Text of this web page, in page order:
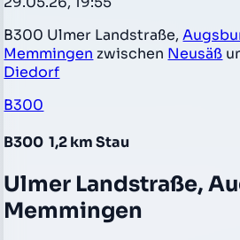
B300 Ulmer Landstraße,
Memmingen zwischen Neusäß
Diedorf
B300
B300 1,2 km Stau
Ulmer Landstraße,
Memmingen